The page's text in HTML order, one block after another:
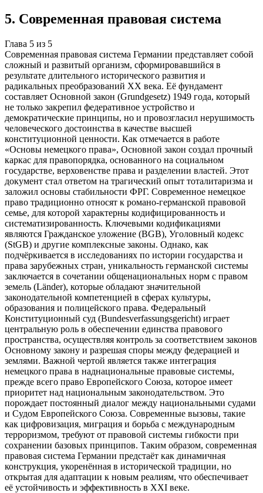
5. Современная правовая система
Глава 5 из 5
Современная правовая система Германии представляет собой
сложный и развитый организм, сформировавшийся в
результате длительного исторического развития и
радикальных преобразований XX века. Её фундамент
составляет Основной закон (Grundgesetz) 1949 года, который
не только закрепил федеративное устройство и
демократические принципы, но и провозгласил нерушимость
человеческого достоинства в качестве высшей
конституционной ценности. Как отмечается в работе
«Основы немецкого права», Основной закон создал прочный
каркас для правопорядка, основанного на социальном
государстве, верховенстве права и разделении властей. Этот
документ стал ответом на трагический опыт тоталитаризма и
заложил основы стабильности ФРГ. Современное немецкое
право традиционно относят к романо-германской правовой
семье, для которой характерны кодифицированность и
систематизированность. Ключевыми кодификациями
являются Гражданское уложение (BGB), Уголовный кодекс
(StGB) и другие комплексные законы. Однако, как
подчёркивается в исследованиях по истории государства и
права зарубежных стран, уникальность германской системы
заключается в сочетании общенациональных норм с правом
земель (Länder), которые обладают значительной
законодательной компетенцией в сферах культуры,
образования и полицейского права. Федеральный
Конституционный суд (Bundesverfassungsgericht) играет
центральную роль в обеспечении единства правового
пространства, осуществляя контроль за соответствием законов
Основному закону и разрешая споры между федерацией и
землями. Важной чертой является также интеграция
немецкого права в наднациональные правовые системы,
прежде всего право Европейского Союза, которое имеет
приоритет над национальным законодательством. Это
порождает постоянный диалог между национальными судами
и Судом Европейского Союза. Современные вызовы, такие
как цифровизация, миграция и борьба с международным
терроризмом, требуют от правовой системы гибкости при
сохранении базовых принципов. Таким образом, современная
правовая система Германии предстаёт как динамичная
конструкция, укоренённая в исторической традиции, но
открытая для адаптации к новым реалиям, что обеспечивает
её устойчивость и эффективность в XXI веке.